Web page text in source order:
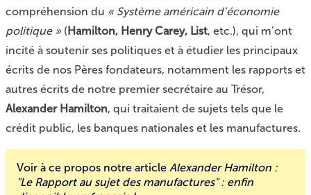
compréhension du « Système américain d’économie
politique »(Hamilton, Henry Carey, List, etc.), qui m’ont
incité à soutenir ses politiques et à étudier les principaux
écrits de nos Pères fondateurs, notamment les rapports et
autres écrits de notre premier secrétaire au Trésor,
Alexander Hamilton, qui traitaient de sujets tels que le
crédit public, les banques nationales et les manufactures.
Voir à ce propos notre article Alexander Hamilton :
"Le Rapport au sujet des manufactures" : enfin